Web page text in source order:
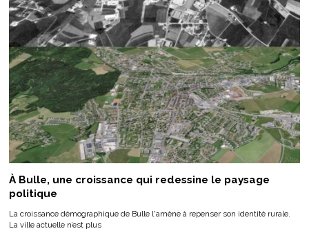
À Bulle, une croissance qui redessine le paysage
politique
La croissance démographique de Bulle l'amène à repenser son identité rurale.
La ville actuelle n’est plus